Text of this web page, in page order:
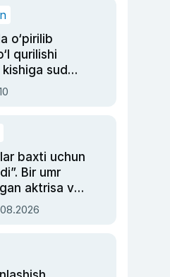
o‘pirilib
qurilishi
sud
baxti uchun
Bir umr
aktrisa va
Rimma